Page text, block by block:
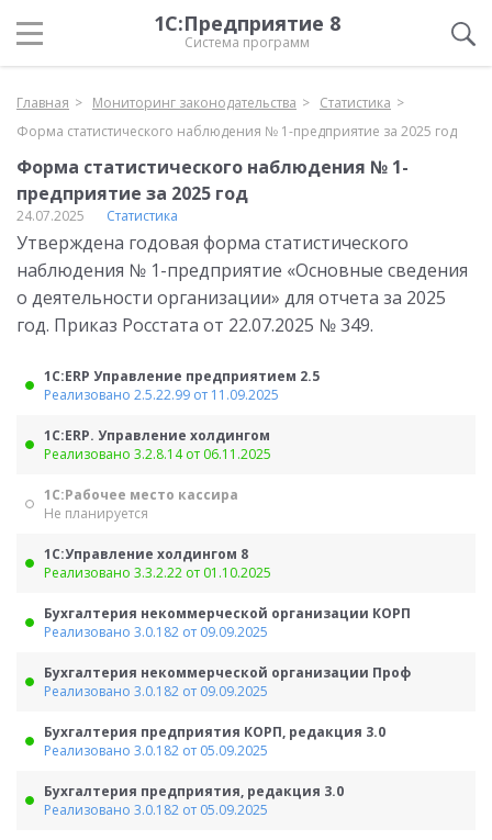
1С:Предприятие 8
Система программ
Главная Мониторинг законодательства
Статистика
Форма статистического наблюдения № 1-предприятие за 2025 год
Форма статистического наблюдения № 1-
предприятие за 2025 год
24.07.2025 Статистика
Утверждена годовая форма статистического
наблюдения № 1-предприятие «Основные сведения
о деятельности организации» для отчета за 2025
год. Приказ Росстата от 22.07.2025 № 349.
1С:ERP Управление предприятием 2.5
Реализовано 2.5.22.99 от 11.09.2025
1С:ERP. Управление холдингом
Реализовано 3.2.8.14 от 06.11.2025
1С:Рабочее место кассира
Не планируется
1С:Управление холдингом 8
Реализовано 3.3.2.22 от 01.10.2025
Бухгалтерия некоммерческой организации КОРП
Реализовано 3.0.182 от 09.09.2025
Бухгалтерия некоммерческой организации Проф
Реализовано 3.0.182 от 09.09.2025
Бухгалтерия предприятия КОРП, редакция 3.0
Реализовано 3.0.182 от 05.09.2025
Бухгалтерия предприятия, редакция 3.0
Реализовано 3.0.182 от 05.09.2025